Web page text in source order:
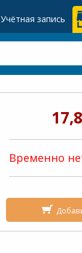
Учётная запись
Временно